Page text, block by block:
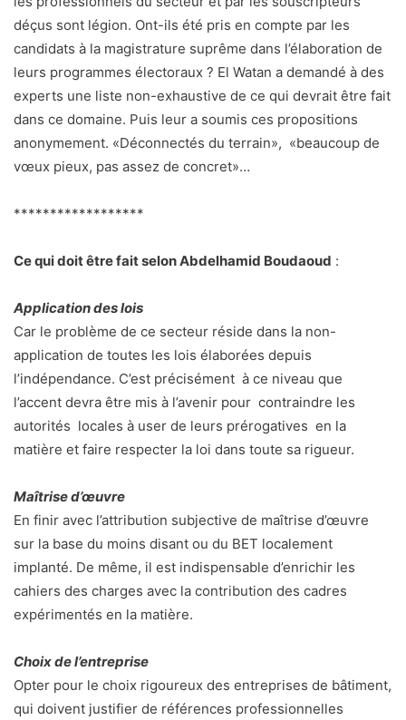
déçus sont légion. Ont-ils été pris en compte par les
candidats à la magistrature suprême dans l’élaboration de
leurs programmes électoraux ? El Watan a demandé à des
experts une liste non-exhaustive de ce qui devrait être fait
dans ce domaine. Puis leur a soumis ces propositions
anonymement. «Déconnectés du terrain», «beaucoup de
vœux pieux, pas assez de concret»…
******************
Ce qui doit être fait selon Abdelhamid Boudaoud :
Application des lois
Car le problème de ce secteur réside dans la non-
application de toutes les lois élaborées depuis
l’indépendance. C’est précisément à ce niveau que
l’accent devra être mis à l’avenir pour contraindre les
autorités locales à user de leurs prérogatives en la
matière et faire respecter la loi dans toute sa rigueur.
Maîtrise d’œuvre
En finir avec l’attribution subjective de maîtrise d’œuvre
sur la base du moins disant ou du BET localement
implanté. De même, il est indispensable d’enrichir les
cahiers des charges avec la contribution des cadres
expérimentés en la matière.
Choix de l’entreprise
Opter pour le choix rigoureux des entreprises de bâtiment,
qui doivent justifier de références professionnelles